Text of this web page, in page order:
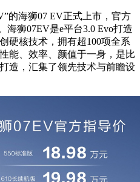
的海狮07 EV正式上市，官方
海狮07EV是e平台3.0 Evo打造
硬核技术，拥有超100项全系
能、效率、颜值于一身，是比
造，汇集了领先技术与前瞻设